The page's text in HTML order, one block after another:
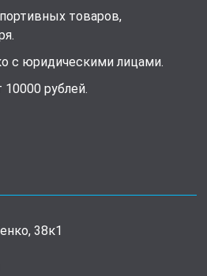
товаров,
с юридическими лицами.
рублей.
38к1